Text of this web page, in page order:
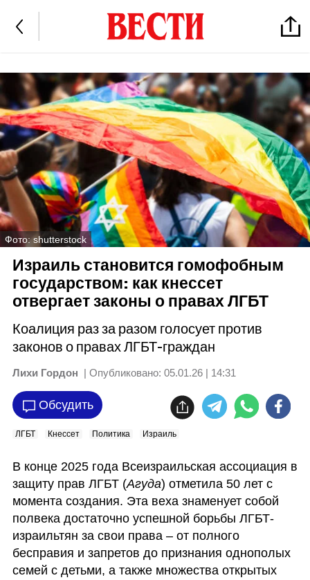
Фото: shutterstock
Израиль становится гомофобным
государством: как кнессет
отвергает законы о правах ЛГБТ
Коалиция раз за разом голосует против
законов о правах ЛГБТ-граждан
Лихи Гордон | Опубликовано: 05.01.26 | 14:31
Обсудить
ЛГБТ Кнессет Политика Израиль
В конце 2025 года Всеизраильская ассоциация в
защиту прав ЛГБТ (Агуда) отметила 50 лет с
момента создания. Эта веха знаменует собой
полвека достаточно успешной борьбы ЛГБТ-
израильтян за свои права – от полного
бесправия и запретов до признания однополых
семей с детьми, а также множества открытых